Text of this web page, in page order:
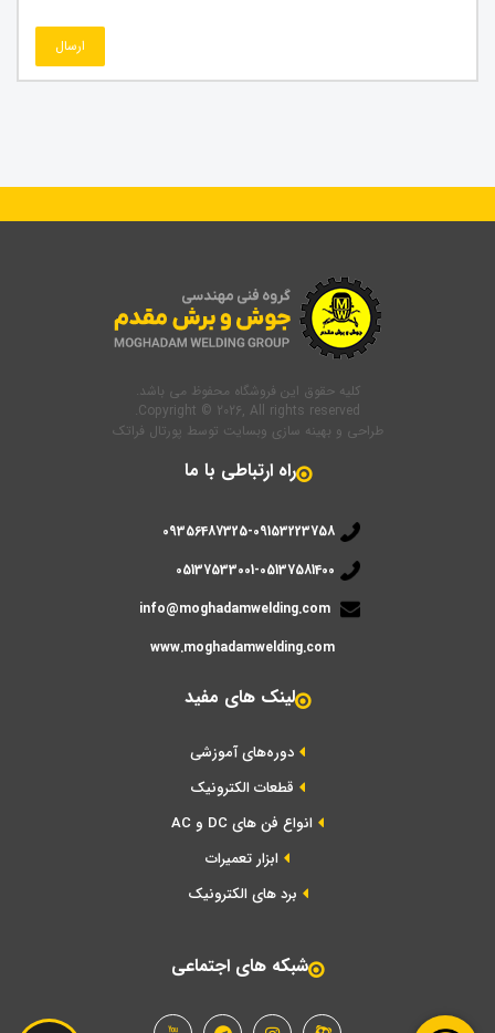
ارسال
کلیه حقوق این فروشگاه محفوظ می باشد.
Copyright © 2026, All rights reserved.
طراحی و بهینه سازی وبسایت توسط پورتال فراتک
راه ارتباطی با ما
09356487325-09153223758
05137533001-05137581400
info@moghadamwelding.com
www.moghadamwelding.com
لینک های مفید
دوره‌های آموزشی
قطعات الکترونیک
انواع فن های DC و AC
ابزار تعمیرات
برد های الکترونیک
شبکه های اجتماعی